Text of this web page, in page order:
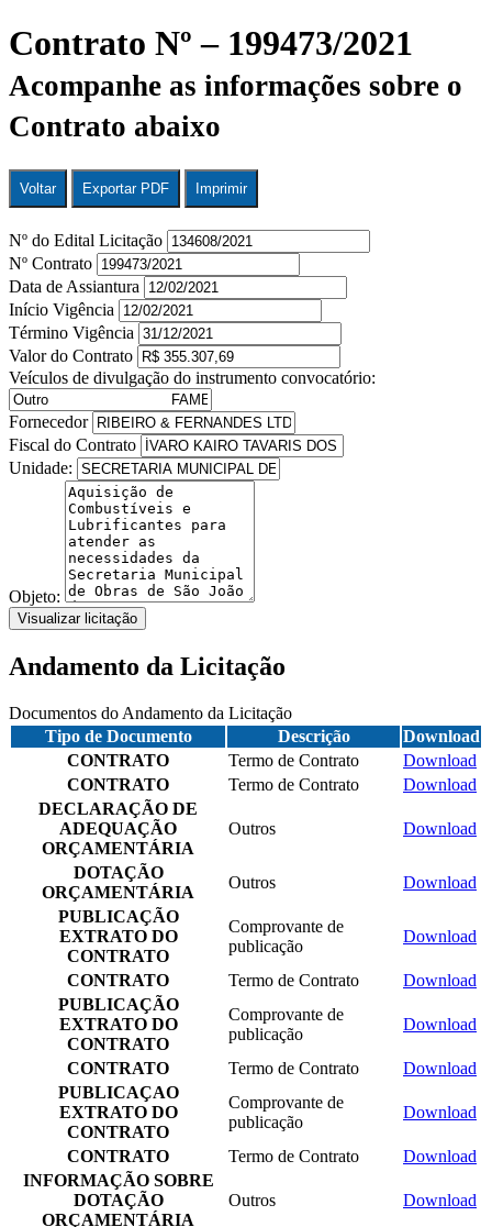
Contrato Nº – 199473/2021
Acompanhe as informações sobre o
Contrato abaixo
Voltar Exportar PDF Imprimir
Nº do Edital Licitação
Nº Contrato
Data de Assiantura
Início Vigência
Término Vigência
Valor do Contrato
Veículos de divulgação do instrumento convocatório:
Fornecedor
Fiscal do Contrato
Unidade:
Objeto:
Visualizar licitação
Andamento da Licitação
Documentos do Andamento da Licitação
Tipo de Documento
Descrição
Download
CONTRATO
Termo de Contrato
Download
CONTRATO
Termo de Contrato
Download
DECLARAÇÃO DE
ADEQUAÇÃO
ORÇAMENTÁRIA
Outros Download
DOTAÇÃO
ORÇAMENTÁRIA
Outros
Download
PUBLICAÇÃO
EXTRATO DO
CONTRATO
Comprovante de
publicação
Download
CONTRATO Termo de Contrato
Download
PUBLICAÇÃO
EXTRATO DO
CONTRATO
Comprovante de
publicação
Download
CONTRATO Termo de Contrato
Download
PUBLICAÇAO
EXTRATO DO
CONTRATO
Comprovante de
publicação
Download
CONTRATO Termo de Contrato
Download
INFORMAÇÃO SOBRE
DOTAÇÃO
ORÇAMENTÁRIA
Outros Download